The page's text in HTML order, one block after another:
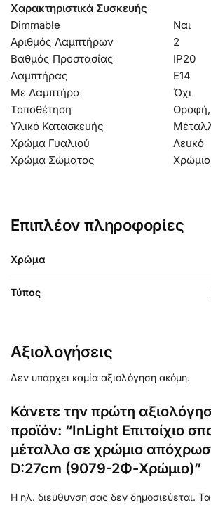
Χαρακτηριστικά Συσκευής
Dimmable
Ναι
Αριθμός Λαμπτήρων
2
Βαθμός Προστασίας
IP20
Λαμπτήρας
Ε14
Με Λαμπτήρα
Όχι
Τοποθέτηση
Οροφή,
Υλικό Κατασκευής
Χρώμα Γυαλιού
Λευκό
Χρώμα Σώματος
Χρώμιο
Επιπλέον πληροφορίες
Χρώμα
Τύπος
Αξιολογήσεις
Δεν υπάρχει καμία αξιολόγηση ακόμη.
Κάνετε την πρώτη
προϊόν: “InLight Επιτοίχιο
μέταλλο σε χρώμιο
D:27cm (9079-2Φ-Χρώμιο)”
Η ηλ. διεύθυνση σας δεν δημοσιεύεται.